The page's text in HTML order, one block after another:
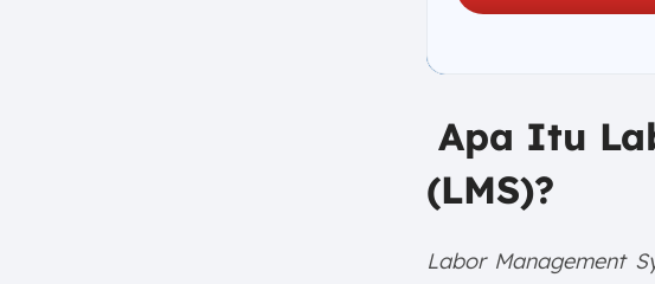
Apa Itu
(LMS)?
Labor Management